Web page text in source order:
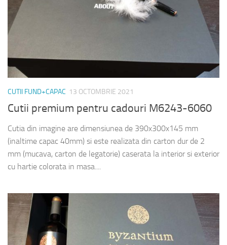
CUTII FUND+CAPAC 13 OCTOMBRIE 2021
Cutii premium pentru cadouri M6243-6060
Cutia din imagine are dimensiunea de 390x300x145 mm
(inaltime capac 40mm) si este realizata din carton dur de 2
mm (mucava, carton de legatorie) caserata la interior si exterior
cu hartie colorata in masa....